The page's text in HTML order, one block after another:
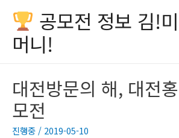
공모전 정보 김!
머니!
대전방문의 해, 대전
모전
진행중 / 2019-05-10